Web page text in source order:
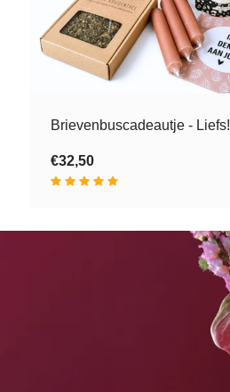
Brievenbuscadeautje - Liefs!
€32,50